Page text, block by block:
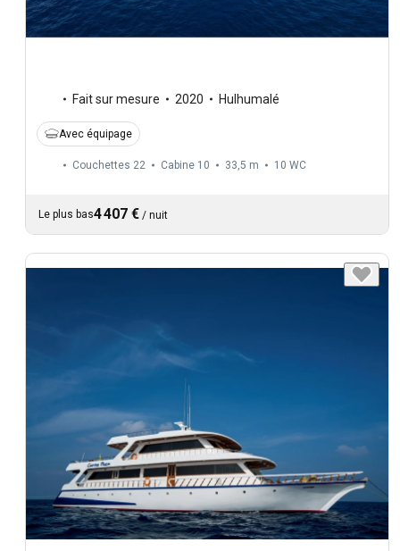
Fait sur mesure 2020 Hulhumalé
Avec équipage
Couchettes 22 Cabine 10 33,5 m 10 WC
Le plus bas4 407 € / nuit